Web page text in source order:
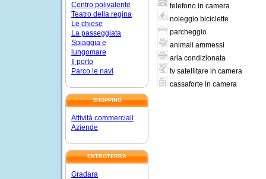
Centro polivalente
Teatro della regina
Le chiese
La passeggiata
Spiaggia e
lungomare
Il porto
Parco le navi
SHOPPING
Attività commerciali
Aziende
ENTROTERRA
Gradara
telefono in camera
noleggio biciclette
parcheggio
animali ammessi
aria condizionata
tv satellitare in camera
cassaforte in camera